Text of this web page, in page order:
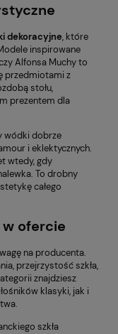
dekoracyjne, które
inspirowane
Alfonsa Muchy to
przedmiotami z
stołu,
prezentem dla
wódki dobrze
i eklektycznych.
wtedy, gdy
To drobny
całego
ofercie
na producenta.
przejrzystość szkła,
znajdziesz
klasyki, jak i
szkła